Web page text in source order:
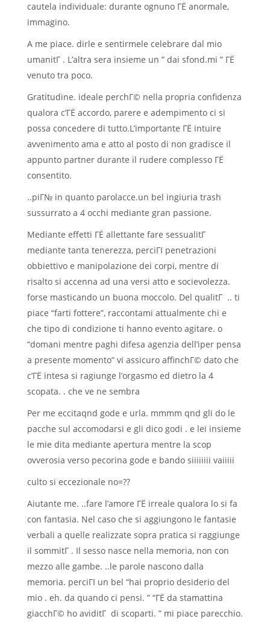
cautela individuale: durante ognuno ГЁ anormale,
immagino.
A me piace. dirle e sentirmele celebrare dal mio
umanitГ . L’altra sera insieme un ” dai sfond.mi ” ГЁ
venuto tra poco.
Gratitudine. ideale perchГ© nella propria confidenza
qualora c’ГЁ accordo, parere e adempimento ci si
possa concedere di tutto.L’importante ГЁ intuire
avvenimento ama e atto al posto di non gradisce il
appunto partner durante il rudere complesso ГЁ
consentito.
..piГ№ in quanto parolacce.un bel ingiuria trash
sussurrato a 4 occhi mediante gran passione.
Mediante effetti ГЁ allettante fare sessualitГ
mediante tanta tenerezza, perciГІ penetrazioni
obbiettivo e manipolazione dei corpi, mentre di
risalto si accenna ad una versi atto e socievolezza.
forse masticando un buona moccolo. Del qualitГ .. ti
piace “farti fottere”, raccontami attualmente chi e
che tipo di condizione ti hanno evento agitare. o
“domani mentre paghi difesa agenzia dell’iper pensa
a presente momento” vi assicuro affinchГ© dato che
c’ГЁ intesa si ragiunge l’orgasmo ed dietro la 4
scopata. . che ve ne sembra
Per me eccitaqnd gode e urla. mmmm qnd gli do le
pacche sul accomodarsi e gli dico godi . e lei insieme
le mie dita mediante apertura mentre la scop
ovverosia verso pecorina gode e bando siiiiiiii vaiiiii
culto si eccezionale no=??
Aiutante me. ..fare l’amore ГЁ irreale qualora lo si fa
con fantasia. Nel caso che si aggiungono le fantasie
verbali a quelle realizzate sopra pratica si raggiunge
il sommitГ . Il sesso nasce nella memoria, non con
mezzo alle gambe. ..le parole nascono dalla
memoria. perciГІ un bel “hai proprio desiderio del
mio . eh. da quando ci pensi. ” “ГЁ da stamattina
giacchГ© ho aviditГ di scoparti. ” mi piace parecchio.